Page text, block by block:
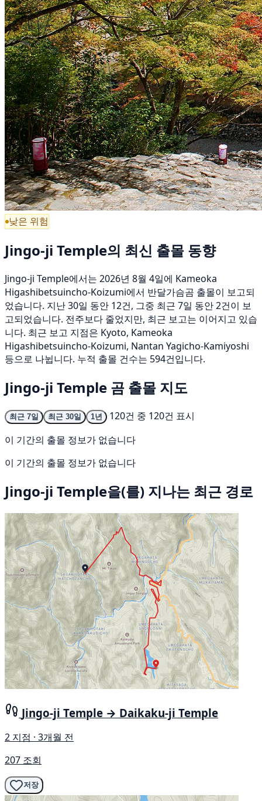
낮은 위험
Jingo-ji Temple의 최신 출몰 동향
Jingo-ji Temple에서는 2026년 8월 4일에 Kameoka
Higashibetsuincho-Koizumi에서 반달가슴곰 출몰이 보고되
었습니다. 지난 30일 동안 12건, 그중 최근 7일 동안 2건이 보
고되었습니다. 전주보다 줄었지만, 최근 보고는 이어지고 있습
니다. 최근 보고 지점은 Kyoto, Kameoka
Higashibetsuincho-Koizumi, Nantan Yagicho-Kamiyoshi
등으로 나뉩니다. 누적 출몰 건수는 594건입니다.
Jingo-ji Temple 곰 출몰 지도
최근 7일 최근 30일 1년
120건 중 120건 표시
이 기간의 출몰 정보가 없습니다
이 기간의 출몰 정보가 없습니다
Jingo-ji Temple을(를) 지나는 최근 경로
Jingo-ji Temple → Daikaku-ji Temple
2 지점 · 3개월 전
207 조회
저장